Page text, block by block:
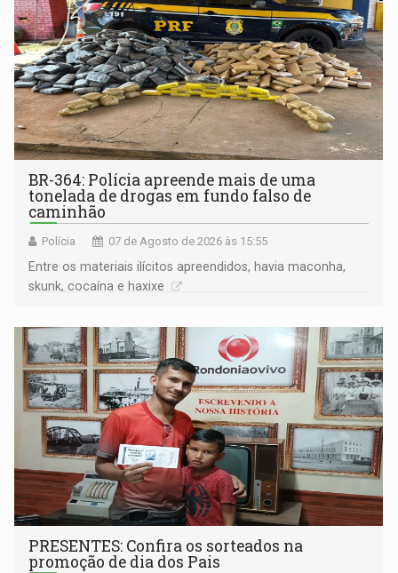
BR-364: Polícia apreende mais de uma
tonelada de drogas em fundo falso de
caminhão
Polícia 07 de Agosto de 2026 às 15:55
Entre os materiais ilícitos apreendidos, havia maconha,
skunk, cocaína e haxixe
PRESENTES: Confira os sorteados na
promoção de dia dos Pais